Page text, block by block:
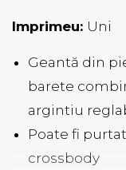
Imprimeu: Uni
Geantă din
barete
argintiu
Poate fi
crossbody